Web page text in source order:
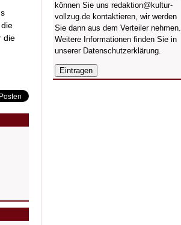
die
können Sie uns redaktion@kultur-
vollzug.de kontaktieren, wir werden
Sie dann aus dem Verteiler nehmen.
Weitere Informationen finden Sie in
unserer Datenschutzerklärung.